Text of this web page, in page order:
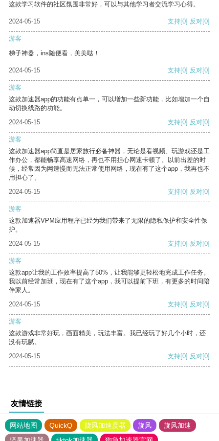
这款学习软件的社区氛围非常好，可以与其他学习者交流学习心得。
2024-05-15 支持[0] 反对[0]
游客
梯子神器，ins随便看，美美哒！
2024-05-15 支持[0] 反对[0]
游客
这款加速器app的功能有点单一，可以增加一些新功能，比如增加一个自
动切换线路的功能。
2024-05-15
支持[0] 反对[0]
游客
这款加速器app简直是居家旅行必备神器，无论是看视频、玩游戏还是工
作办公，都能畅享高速网络，再也不用担心网速卡顿了。以前出差的时
候，经常因为网速慢而无法正常使用网络，现在有了这个app，我再也不
用担心了。
2024-05-15
支持[0] 反对[0]
游客
这款加速器VPM应用程序已经为我们带来了无限的隐私保护和安全性保
护。
2024-05-15
支持[0] 反对[0]
游客
这款app让我的工作效率提高了50%，让我能够更轻松地完成工作任务。
我以前经常加班，现在有了这个app，我可以提前下班，有更多的时间陪
伴家人。
2024-05-15
支持[0] 反对[0]
游客
这款游戏非常好玩，画面精美，玩法丰富。我已经玩了好几个小时，还
没有玩腻。
2024-05-15
支持[0] 反对[0]
友情链接
网站地图 QuickQ 旋风加速度器 旋风
旋风加速